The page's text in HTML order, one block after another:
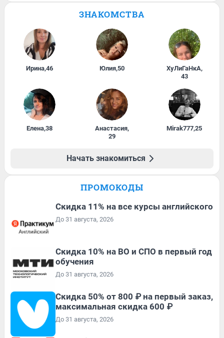
ЗНАКОМСТВА
Ирина,46 Юлия,50 ХуЛиГаНкА,
43
Елена,38 Анастасия,
29
Mirak777,25
Начать знакомиться
ПРОМОКОДЫ
Скидка 11% на все курсы английского
До 31 августа, 2026
Скидка 10% на ВО и СПО в первый год
обучения
До 31 августа, 2026
Скидка 50% от 800 ₽ на первый заказ,
максимальная скидка 600 ₽
До 31 августа, 2026